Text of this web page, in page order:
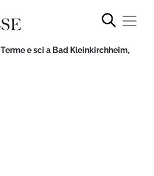
Terme e sci a Bad Kleinkirchheim,